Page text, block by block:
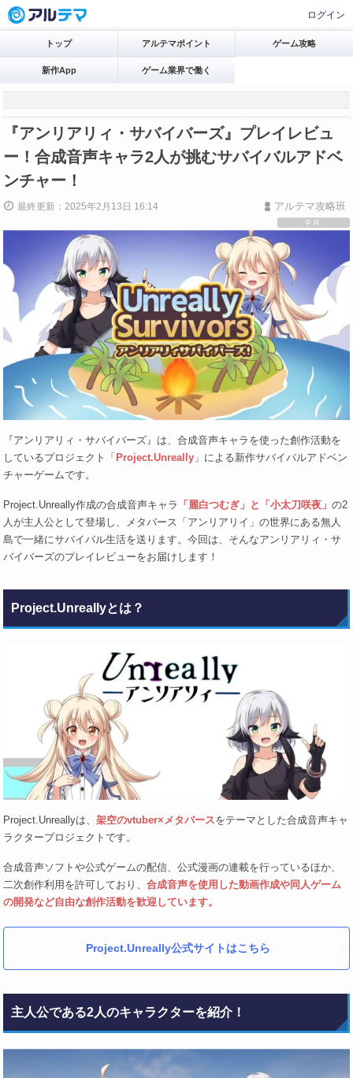
ログイン
トップ アルテマポイント ゲーム攻略
新作App ゲーム業界で働く
『アンリアリィ・サバイバーズ』プレイレビュ
ー！合成音声キャラ2人が挑むサバイバルアドベ
ンチャー！
アルテマ攻略班
最終更新：2025年2月13日 16:14
PR
『アンリアリィ・サバイバーズ』は、合成音声キャラを使った創作活動を
しているプロジェクト「 Project.Unreally 」による新作サバイバルアドベン
チャーゲームです。
Project.Unreally作成の合成音声キャラ 「麗白つむぎ」と「小太刀咲夜」の2
人が主人公として登場し、メタバース「アンリアリイ」の世界にある無人
島で一緒にサバイバル生活を送ります。今回は、そんなアンリアリィ・サ
バイバーズのプレイレビューをお届けします！
Project.Unreallyとは？
Project.Unreallyは、架空のvtuber×メタバースをテーマとした合成音声キャ
ラクタープロジェクトです。
合成音声ソフトや公式ゲームの配信、公式漫画の連載を行っているほか、
二次創作利用を許可しており、合成音声を使用した動画作成や同人ゲーム
の開発など自由な創作活動を歓迎しています。
Project.Unreally公式サイトはこちら
主人公である2人のキャラクターを紹介！